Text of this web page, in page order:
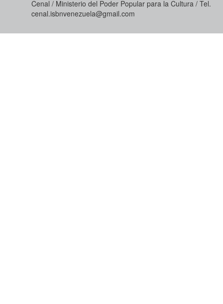
Cenal / Ministerio del Poder Popular para la Cultura / Tel.
cenal.isbnvenezuela@gmail.com